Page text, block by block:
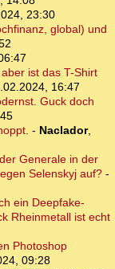
23:30
global) und
ist das T-Shirt
16:47
Guck doch
- Naclador,
Generale in der
Selenskyj auf? -
ein Deepfake-
Rheinmetall ist echt
Photoshop
09:28